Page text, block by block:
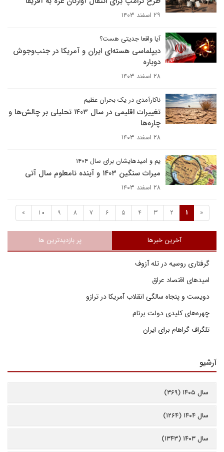
۲۹ اسفند ۱۴۰۳
آیا واقعا جدیتی هست؟
دیپلماسی هسته‌ای ایران و آمریکا در جنب‌وجوش
دوباره
۲۸ اسفند ۱۴۰۳
ناکارآمدی در یک بحران عظیم
تغییرات اقلیمی در سال ۱۴۰۳ تحلیلی بر چالش‌ها و
چاره‌ها
۲۸ اسفند ۱۴۰۳
یم و امیدهایشان برای سال ۱۴۰۴
میراث سنگین ۱۴۰۳ و آینده‌ نامعلوم سال آتی
۲۸ اسفند ۱۴۰۳
«
1
2
3
4
5
6
7
8
9
10
»
آخرین خبرها پر بازدیدترین ها
گرفتاری روسیه در تله آزوف
امیدهای اقتصاد عراق
دویست و پنجاه سالگی انقلاب آمریکا در ترازو
چهره‌های کلیدی دولت برنام
تلگراف گراهام برای ایران
آرشیو
سال ۱۴۰۵ (۳۶۹)
سال ۱۴۰۴ (۱۲۶۴)
سال ۱۴۰۳ (۱۳۴۳)